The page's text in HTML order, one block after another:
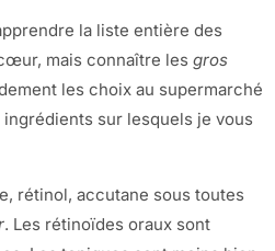
la liste entière des
mais connaître les gros
les choix au supermarché
sur lesquels je vous
rétinol, accutane sous toutes
. Les rétinoïdes oraux sont